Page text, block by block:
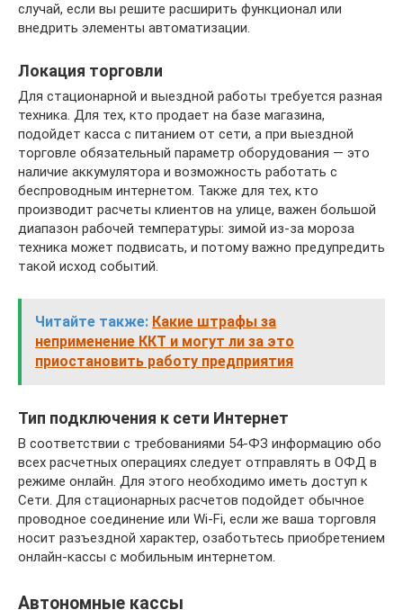
случай, если вы решите расширить функционал или
внедрить элементы автоматизации.
Локация торговли
Для стационарной и выездной работы требуется разная
техника. Для тех, кто продает на базе магазина,
подойдет касса с питанием от сети, а при выездной
торговле обязательный параметр оборудования — это
наличие аккумулятора и возможность работать с
беспроводным интернетом. Также для тех, кто
производит расчеты клиентов на улице, важен большой
диапазон рабочей температуры: зимой из-за мороза
техника может подвисать, и потому важно предупредить
такой исход событий.
Читайте также: Какие штрафы за
неприменение ККТ и могут ли за это
приостановить работу предприятия
Тип подключения к сети Интернет
В соответствии с требованиями 54-ФЗ информацию обо
всех расчетных операциях следует отправлять в ОФД в
режиме онлайн. Для этого необходимо иметь доступ к
Сети. Для стационарных расчетов подойдет обычное
проводное соединение или Wi-Fi, если же ваша торговля
носит разъездной характер, озаботьтесь приобретением
онлайн-кассы с мобильным интернетом.
Автономные кассы